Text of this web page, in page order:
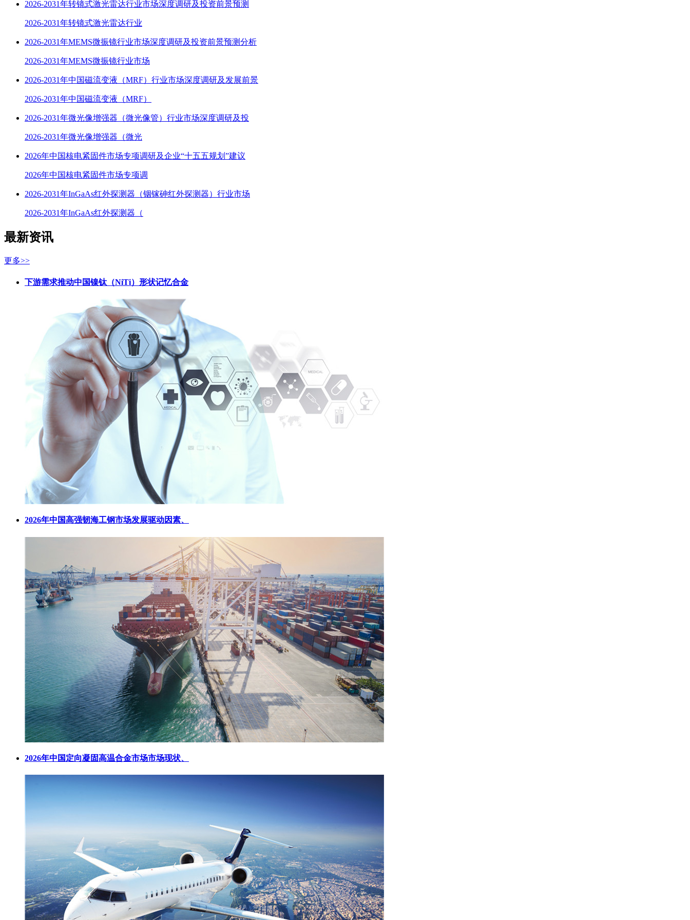
2026-2031年转镜式激光雷达行业市场深度调研及投资前景预测
2026-2031年转镜式激光雷达行业
2026-2031年MEMS微振镜行业市场深度调研及投资前景预测分析
2026-2031年MEMS微振镜行业市场
2026-2031年中国磁流变液（MRF）行业市场深度调研及发展前景
2026-2031年中国磁流变液（MRF）
2026-2031年微光像增强器（微光像管）行业市场深度调研及投
2026-2031年微光像增强器（微光
2026年中国核电紧固件市场专项调研及企业“十五五规划”建议
2026年中国核电紧固件市场专项调
2026-2031年InGaAs红外探测器（铟镓砷红外探测器）行业市场
2026-2031年InGaAs红外探测器（
最新资讯
更多>>
下游需求推动中国镍钛（NiTi）形状记忆合金
2026年中国高强韧海工钢市场发展驱动因素、
2026年中国定向凝固高温合金市场市场现状、